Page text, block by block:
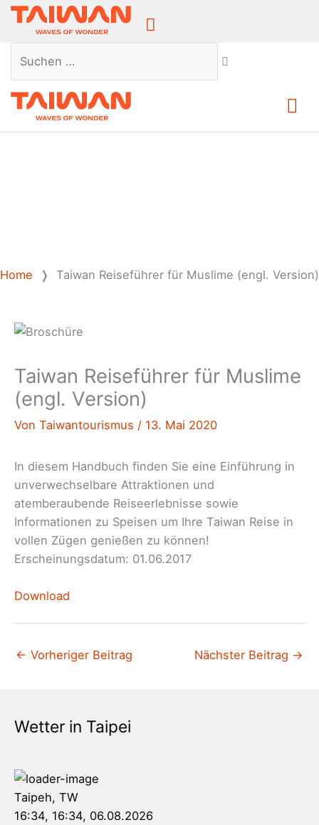
Above
Suchen …
Home ❭ Taiwan Reiseführer für Muslime (engl. Version)
Taiwan Reiseführer für Muslime
(engl. Version)
Von Taiwantourismus / 13. Mai 2020
In diesem Handbuch finden Sie eine Einführung in
unverwechselbare Attraktionen und
atemberaubende Reiseerlebnisse sowie
Informationen zu Speisen um Ihre Taiwan Reise in
vollen Zügen genießen zu können!
Erscheinungsdatum: 01.06.2017
Download
← Vorheriger Beitrag Nächster Beitrag →
Wetter in Taipei
Taipeh, TW
16:34, 16:34, 06.08.2026